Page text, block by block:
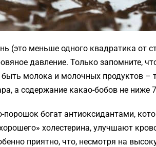
(это меньше одного квадратика от
давление. Только запомните,
молока и молочных продуктов –
а содержание какао-бобов не ниже
порошок богат антиоксидантами,
холестерина, улучшают
приятно, что, несмотря на